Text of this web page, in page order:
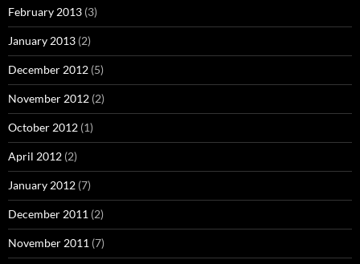
February 2013 (3)
January 2013 (2)
December 2012 (5)
November 2012 (2)
October 2012 (1)
April 2012 (2)
January 2012 (7)
December 2011 (2)
November 2011 (7)